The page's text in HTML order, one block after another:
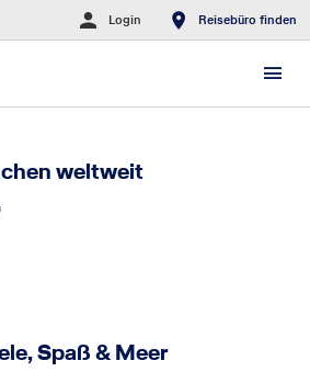
Login Reisebüro finden
weltweit
Spaß & Meer